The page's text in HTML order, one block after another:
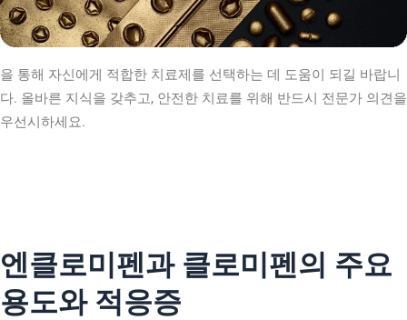
을 통해 자신에게 적합한 치료제를 선택하는 데 도움이 되길 바랍니
다. 올바른 지식을 갖추고, 안전한 치료를 위해 반드시 전문가 의견을
우선시하세요.
엔클로미펜과 클로미펜의 주요
용도와 적응증